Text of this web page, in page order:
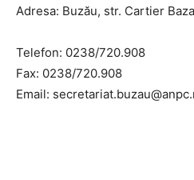
Adresa: Buzău, str. Cartier
Telefon: 0238/720.908
Fax: 0238/720.908
Email: